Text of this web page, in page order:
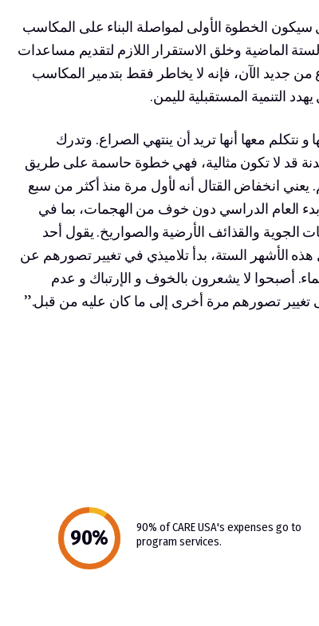
سيكون الخطوة الأولى لمواصلة البناء على المكاسب
الماضية وخلق الاستقرار اللازم لتقديم مساعدات
من جديد الآن، فإنه لا يخاطر فقط بتدمير المكاسب
التنمية المستقبلية لليمن.
و نتكلم معها أنها تريد أن ينتهي الصراع. وتدرك
قد لا تكون مثالية، فهي خطوة حاسمة على طريق
يعني انخفاض القتال أنه لأول مرة منذ أكثر من سبع
العام الدراسي دون خوف من الهجمات، بما في
الجوية والقذائف الأرضية والصواريخ. يقول أحد
الأشهر الستة، بدأ تلاميذي في تغيير تصورهم عن
أصبحوا لا يشعرون بالخوف و الإرتباك و عدم
تغيير تصورهم مرة أخرى إلى ما كان عليه من قبل.”
90% of CARE USA's expenses go to
program services.